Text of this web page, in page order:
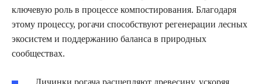
ключевую роль в процессе компостирования. Благодаря
этому процессу, рогачи способствуют регенерации лесных
экосистем и поддержанию баланса в природных
сообществах.
Личинки рогача расщепляют древесину, ускоряя